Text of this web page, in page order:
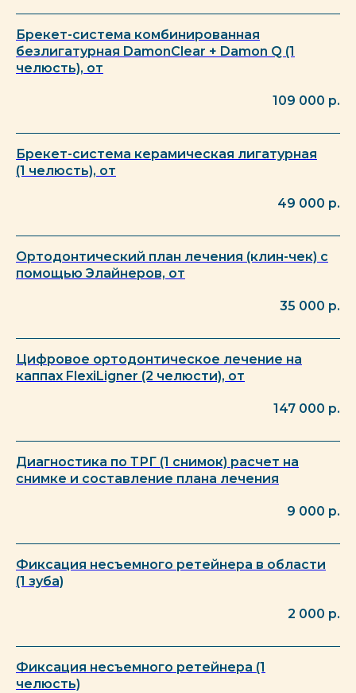
Брекет-система комбинированная
безлигатурная DamonClear + Damon Q (1
челюсть), от
109 000 р.
Брекет-система керамическая лигатурная
(1 челюсть), от
49 000 р.
Ортодонтический план лечения (клин-чек) с
помощью Элайнеров, от
35 000 р.
Цифровое ортодонтическое лечение на
каппах FlexiLigner (2 челюсти), от
147 000 р.
Диагностика по ТРГ (1 снимок) расчет на
снимке и составление плана лечения
9 000 р.
Фиксация несъемного ретейнера в области
(1 зуба)
2 000 р.
Фиксация несъемного ретейнера (1
челюсть)
Записаться